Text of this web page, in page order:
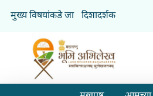
मुख्य विषयांकडे जा दिशादर्शक